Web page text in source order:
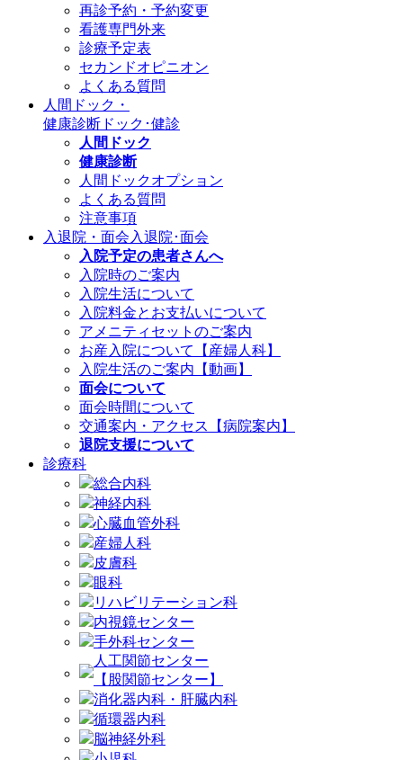
再診予約・予約変更
看護専門外来
診療予定表
セカンドオピニオン
よくある質問
人間ドック・
健康診断 ドック･健診
人間ドック
健康診断
人間ドックオプション
よくある質問
注意事項
入退院・面会 入退院･面会
入院予定の患者さんへ
入院時のご案内
入院生活について
入院料金とお支払いについて
アメニティセットのご案内
お産入院について【産婦人科】
入院生活のご案内【動画】
面会について
面会時間について
交通案内・アクセス【病院案内】
退院支援について
診療科
総合内科
神経内科
心臓血管外科
産婦人科
皮膚科
眼科
リハビリテーション科
内視鏡センター
手外科センター
人工関節センター
【股関節センター】
消化器内科・肝臓内科
循環器内科
脳神経外科